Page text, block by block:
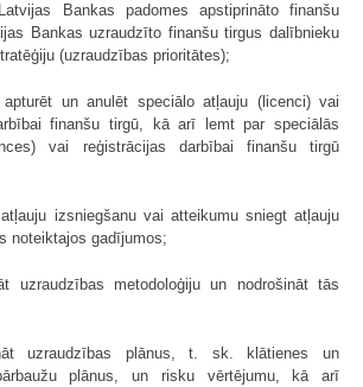
Bankas padomes apstiprināto finanšu
Bankas uzraudzīto finanšu tirgus dalībnieku
(uzraudzības prioritātes);
un anulēt speciālo atļauju (licenci) vai
finanšu tirgū, kā arī lemt par speciālās
vai reģistrācijas darbībai finanšu tirgū
izsniegšanu vai atteikumu sniegt atļauju
noteiktajos gadījumos;
uzraudzības metodoloģiju un nodrošināt tās
uzraudzības plānus, t. sk. klātienes un
plānus, un risku vērtējumu, kā arī